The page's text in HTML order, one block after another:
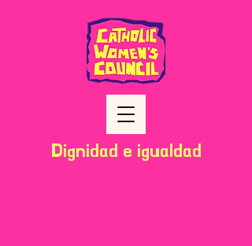
Dignidad e igualdad